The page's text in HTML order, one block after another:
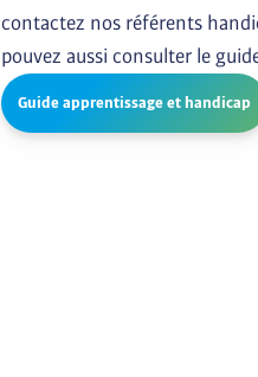
contactez nos référents
pouvez aussi consulter le
Guide apprentissage et handicap